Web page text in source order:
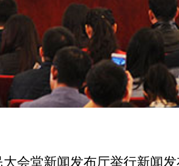
堂新闻发布厅举行新闻发